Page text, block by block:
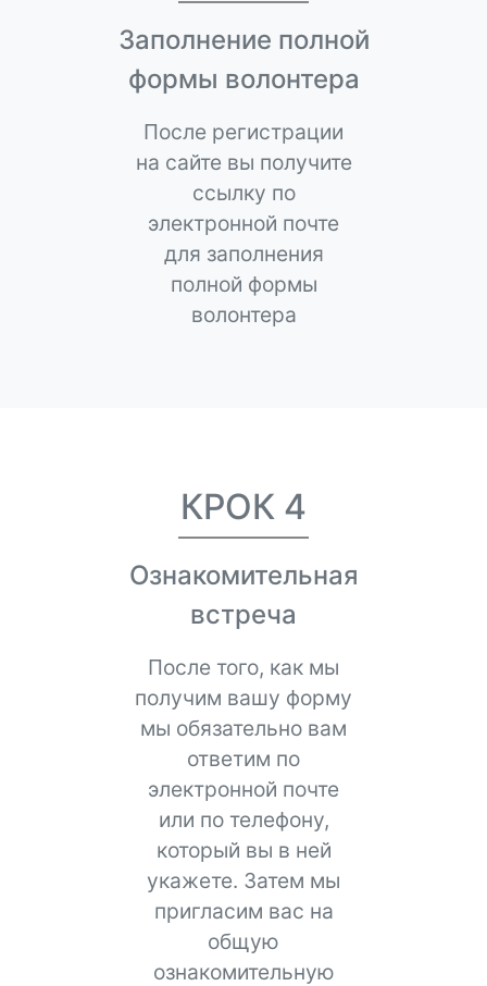
Заполнение полной
формы волонтера
После регистрации
на сайте вы получите
ссылку по
электронной почте
для заполнения
полной формы
волонтера
КРОК 4
Ознакомительная
встреча
После того, как мы
получим вашу форму
мы обязательно вам
ответим по
электронной почте
или по телефону,
который вы в ней
укажете. Затем мы
пригласим вас на
общую
ознакомительную